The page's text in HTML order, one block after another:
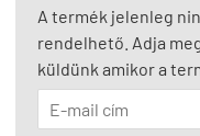
A termék jelenleg
rendelhető. Adja
küldünk amikor a